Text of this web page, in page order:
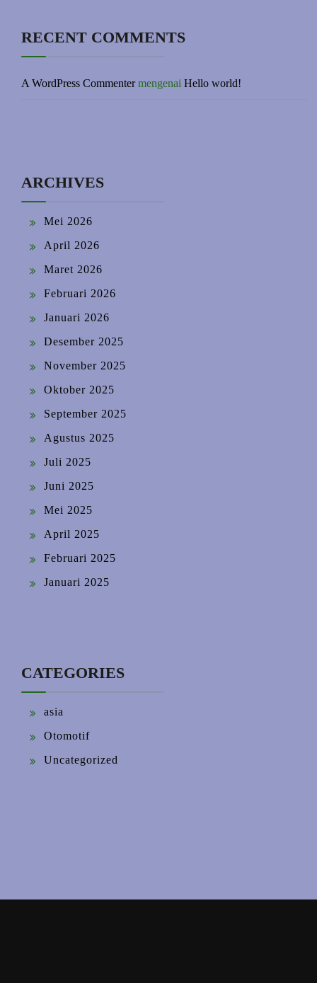
RECENT COMMENTS
A WordPress Commentermengenai Hello world!
ARCHIVES
Mei 2026
April 2026
Maret 2026
Februari 2026
Januari 2026
Desember 2025
November 2025
Oktober 2025
September 2025
Agustus 2025
Juli 2025
Juni 2025
Mei 2025
April 2025
Februari 2025
Januari 2025
CATEGORIES
asia
Otomotif
Uncategorized